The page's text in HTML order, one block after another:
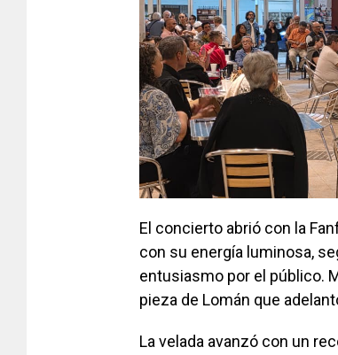
El concierto abrió con la
con su energía luminosa,
entusiasmo por el público.
pieza de Lomán que
La velada avanzó con un